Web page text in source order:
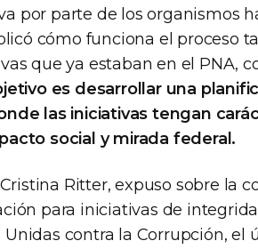
por parte de los organismos
cómo funciona el proceso
que ya estaban en el PNA,
es desarrollar una
las iniciativas tengan
social y mirada federal.
Ritter, expuso sobre la
para iniciativas de
contra la Corrupción, el